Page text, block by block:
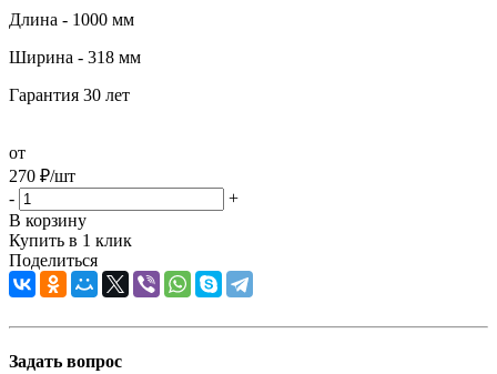
Длина - 1000 мм
Ширина - 318 мм
Гарантия 30 лет
от
270 ₽/шт
-
+
В корзину
Купить в 1 клик
Поделиться
Задать вопрос